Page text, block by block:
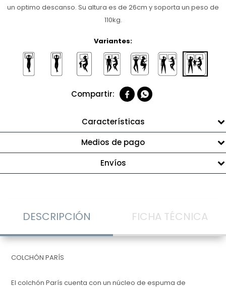
un optimo descanso. Su altura es de 26cm y soporta un peso de
110kg.
Variantes:
 
Características
Medios de pago
Envíos
DESCRIPCIÓN FICHA TÉCNICA
COLCHÓN PARÍS
El colchón París cuenta con un núcleo de espuma de